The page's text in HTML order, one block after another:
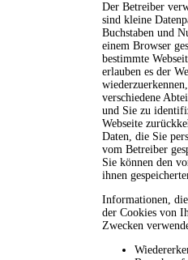
Der Betreiber
sind kleine
Buchstaben und
einem Browser
bestimmte
erlauben es der
verschiedene
und Sie zu
Webseite
Daten, die Sie
vom Betreiber
Sie können den
ihnen
Informationen,
der Cookies von
Zwecken